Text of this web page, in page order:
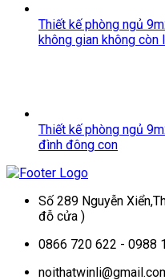
Thiết kế phòng ngủ
không gian không còn
Thiết kế phòng ngủ
đình đông con
Số 289 Nguyễn
đỗ cửa )
0866 720 622 - 0988